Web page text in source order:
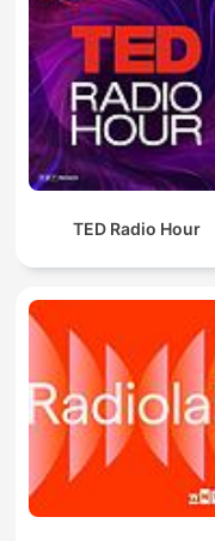
TED Radio Hour